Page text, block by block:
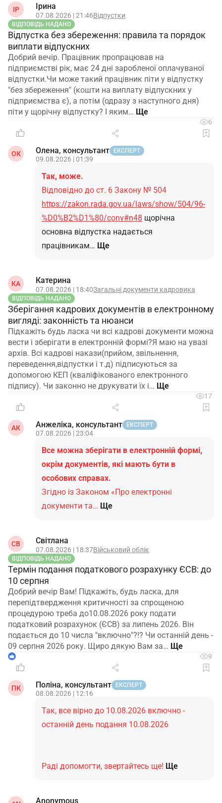
ІР Ірина
07.08.2026 | 21:46Відпустки
ВІДПОВІДЬ НАДАНО
Відпустка без збереження: правила та порядок
виплати відпускних
Добрий вечір. Працівник пропрацював на
підприємстві рік, має 24 дні заробленої оплачуваної
відпустки.Чи може такий працівник піти у відпустку
"без збереження" (кошти на виплату відпускних у
підприємства є), а потім (одразу з наступного дня)
піти у щорічну відпустку? І яким…
6
ОК Олена, консультант ЕКСПЕРТ
09.08.2026 | 01:39
Так, може.
Відповідно до ст. 6 Закону № 504
https://zakon.rada.gov.ua/laws/show/504/96-
%D0%B2%D1%80/conv#n48 щорічна
основна відпустка надається
працівникам… Ще
КА Катерина
07.08.2026 | 18:40Загальні документи кадровика
ВІДПОВІДЬ НАДАНО
Зберігання кадрових документів в електронному
вигляді: законність та нюанси
Підкажіть будь ласка чи всі кадрові документи можна
вести і зберігати в електронній формі?Я маю на увазі
архів. Всі кадрові накази(прийом, звільнення,
переведення,відпустки і т.д) підписуються за
допомогою КЕП (кваліфікованого електронного
підпису). Чи законно не друкувати їх і…
17
АК Анжеліка, консультант ЕКСПЕРТ
07.08.2026 | 23:04
Все можна зберігати в електронній формі,
окрім документів, які мають бути в
особових справах.
Згідно із Законом «Про електронні
документи та… Ще
СВ Світлана
07.08.2026 | 18:37Військовий облік
ВІДПОВІДЬ НАДАНО
Термін подання податкового розрахунку ЄСВ: до
10 серпня
Добрий вечір Вам! Підкажіть, будь ласка, для
перепідтвердження критичності за спрощеною
процедурою треба до10.08.2026 року подати
податковий розрахунок (ЄСВ) за липень 2026. Він
подається до 10 числа "включно"?!? Чи останній день -
09 серпня 2026 року. Щиро дякую Вам за…
1 9
ПК Поліна, консультант ЕКСПЕРТ
08.08.2026 | 12:16
Так, все вірно до 10.08.2026 включно -
останній день подання 10.08.2026
Раді допомогти, звертайтесь ще! Ще
Anonymous